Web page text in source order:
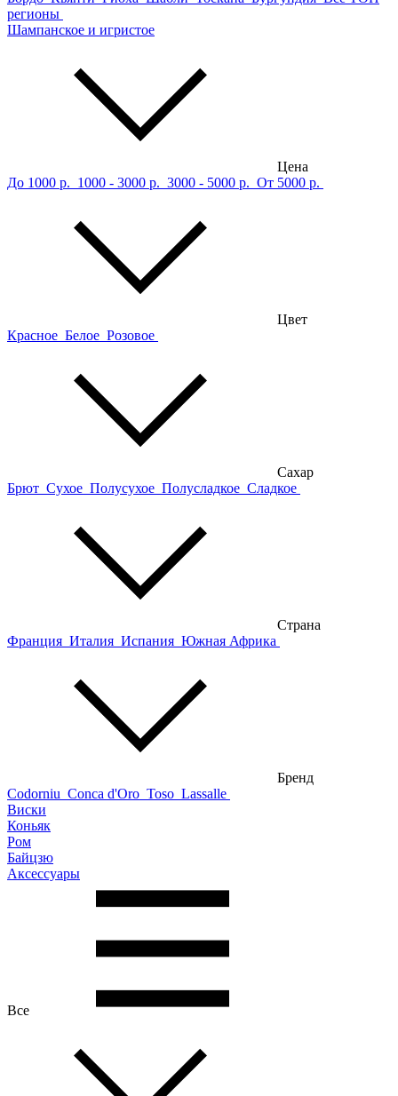
регионы
Шампанское и игристое
Цена
До 1000 р. 1000 - 3000 р. 3000 - 5000 р. От 5000 р.
Цвет
Красное Белое Розовое
Сахар
Брют Сухое Полусухое Полусладкое Сладкое
Страна
Франция Италия Испания Южная Африка
Бренд
Codorniu Conca d'Oro Toso Lassalle
Виски
Коньяк
Ром
Байцзю
Аксессуары
Все